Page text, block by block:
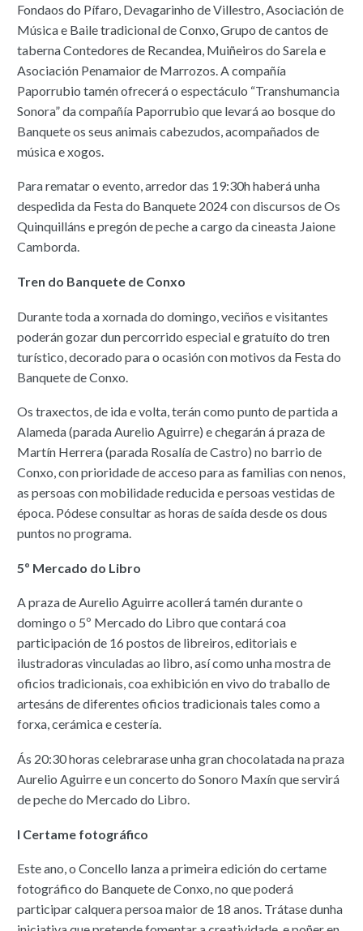
Fondaos do Pífaro, Devagarinho de Villestro, Asociación de
Música e Baile tradicional de Conxo, Grupo de cantos de
taberna Contedores de Recandea, Muiñeiros do Sarela e
Asociación Penamaior de Marrozos. A compañía
Paporrubio tamén ofrecerá o espectáculo “Transhumancia
Sonora” da compañía Paporrubio que levará ao bosque do
Banquete os seus animais cabezudos, acompañados de
música e xogos.
Para rematar o evento, arredor das 19:30h haberá unha
despedida da Festa do Banquete 2024 con discursos de Os
Quinquilláns e pregón de peche a cargo da cineasta Jaione
Camborda.
Tren do Banquete de Conxo
Durante toda a xornada do domingo, veciños e visitantes
poderán gozar dun percorrido especial e gratuíto do tren
turístico, decorado para o ocasión con motivos da Festa do
Banquete de Conxo.
Os traxectos, de ida e volta, terán como punto de partida a
Alameda (parada Aurelio Aguirre) e chegarán á praza de
Martín Herrera (parada Rosalía de Castro) no barrio de
Conxo, con prioridade de acceso para as familias con nenos,
as persoas con mobilidade reducida e persoas vestidas de
época. Pódese consultar as horas de saída desde os dous
puntos no programa.
5º Mercado do Libro
A praza de Aurelio Aguirre acollerá tamén durante o
domingo o 5º Mercado do Libro que contará coa
participación de 16 postos de libreiros, editoriais e
ilustradoras vinculadas ao libro, así como unha mostra de
oficios tradicionais, coa exhibición en vivo do traballo de
artesáns de diferentes oficios tradicionais tales como a
forxa, cerámica e cestería.
Ás 20:30 horas celebrarase unha gran chocolatada na praza
Aurelio Aguirre e un concerto do Sonoro Maxín que servirá
de peche do Mercado do Libro.
I Certame fotográfico
Este ano, o Concello lanza a primeira edición do certame
fotográfico do Banquete de Conxo, no que poderá
participar calquera persoa maior de 18 anos. Trátase dunha